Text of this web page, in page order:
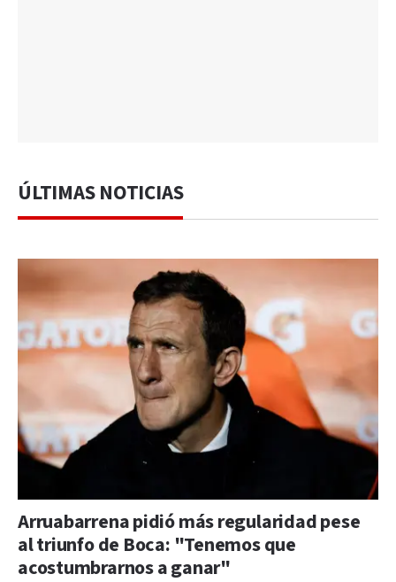
ÚLTIMAS NOTICIAS
Arruabarrena pidió más regularidad pese
al triunfo de Boca: "Tenemos que
acostumbrarnos a ganar"